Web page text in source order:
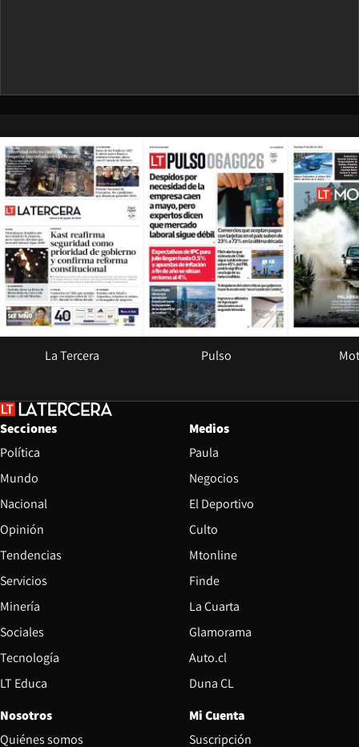
Opens in new window
La Tercera
Opens in
Pulso
Secciones
Política
Mundo
Nacional
Opinión
Tendencias
Servicios
Minería
Sociales
Tecnología
LT Educa
Medios
Paula
Negocios
El Deportivo
Culto
Mtonline
Finde
La Cuarta
Glamorama
Auto.cl
Duna CL
Nosotros
Quiénes somos
Mi Cuenta
Suscripción